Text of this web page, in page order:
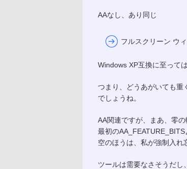
AAなし、あり同じ
フルスクリーン ウ
Windows XP互換に至って
つまり、どうあがいても重
でしょうね。
AA関連ですが、まあ、零
最初の
空のほうは、私が強制入れ
ツールは需要なさそうだし